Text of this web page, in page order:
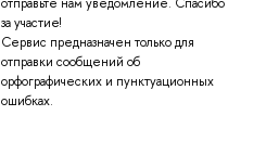
за участие!
Сервис предназначен только для
отправки сообщений об
орфографических и пунктуационных
ошибках.